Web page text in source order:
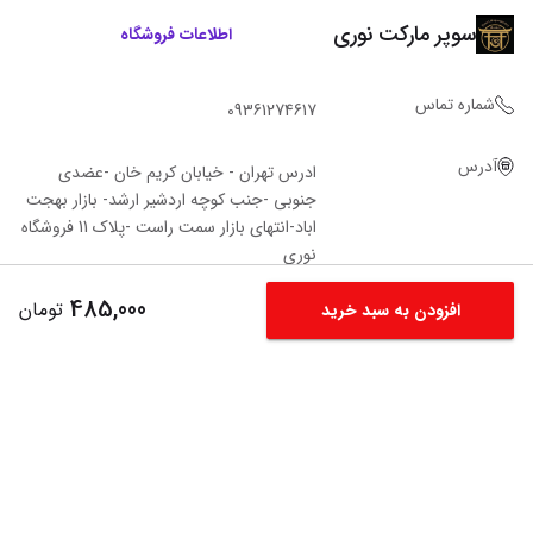
افزودن به سبد خرید 485,000 تومان
سوپر مارکت نوری اطلاعات فروشگاه
شماره تماس 09361274617
آدرس
ادرس تهران - خیابان کریم خان -عضدی
جنوبی -جنب کوچه اردشیر ارشد- بازار بهجت
اباد-انتهای بازار سمت راست -پلاک 11 فروشگاه‌
نوری